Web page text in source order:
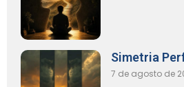
Simetria
7 de agosto de